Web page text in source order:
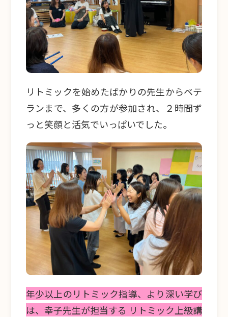
リトミックを始めたばかりの先生からベテ
ランまで、多くの方が参加され、２時間ず
っと笑顔と活気でいっぱいでした。
年少以上のリトミック指導、より深い学び
は、幸子先生が担当する リトミック上級講